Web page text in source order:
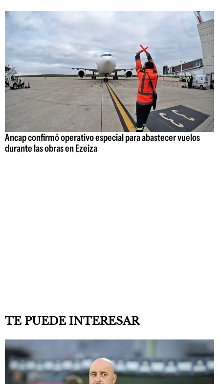
Ancap confirmó operativo especial para abastecer vuelos
durante las obras en Ezeiza
TE PUEDE INTERESAR